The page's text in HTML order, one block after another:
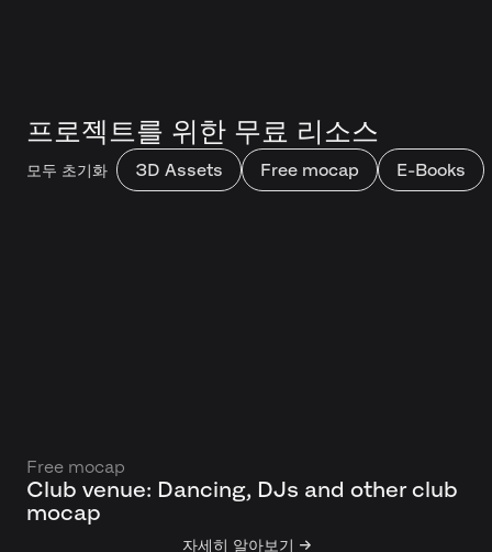
프로젝트를 위한 무료 리소스
모두 초기화 3D Assets Free mocap E-Books
Free mocap
Club venue: Dancing, DJs and other club
mocap
자세히 알아보기 →